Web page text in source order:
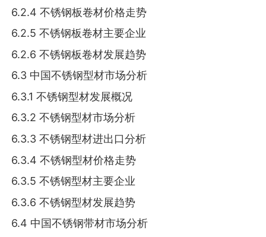
6.2.4 不锈钢板卷材价格走势
6.2.5 不锈钢板卷材主要企业
6.2.6 不锈钢板卷材发展趋势
6.3 中国不锈钢型材市场分析
6.3.1 不锈钢型材发展概况
6.3.2 不锈钢型材市场分析
6.3.3 不锈钢型材进出口分析
6.3.4 不锈钢型材价格走势
6.3.5 不锈钢型材主要企业
6.3.6 不锈钢型材发展趋势
6.4 中国不锈钢带材市场分析